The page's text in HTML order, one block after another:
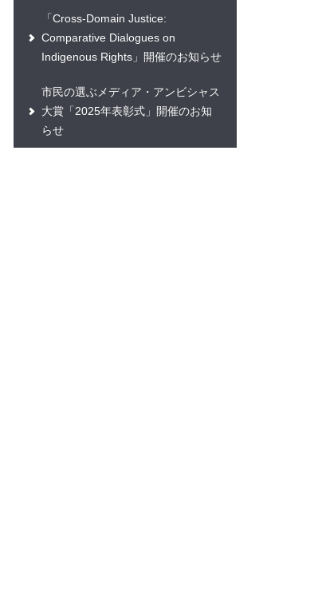
「Cross-Domain Justice:
Comparative Dialogues on
Indigenous Rights」開催のお知らせ
市民の選ぶメディア・アンビシャス
大賞「2025年表彰式」開催のお知
らせ